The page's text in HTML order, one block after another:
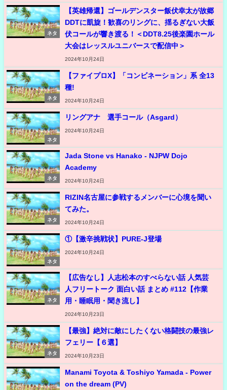
ネタ
【英雄帰還】ゴールデンスター飯伏幸太が故郷
DDTに凱旋！歓喜のリングに、揺るぎない大飯
伏コールが響き渡る！＜DDT8.25後楽園ホール
大会はレッスルユニバースで配信中＞
2024年10月24日
ネタ
【ファイプロX】「コンビネーション」系 全13
種!
2024年10月24日
ネタ
リングアナ 選手コール（Asgard）
2024年10月24日
ネタ
Jada Stone vs Hanako - NJPW Dojo
Academy
2024年10月24日
ネタ
RIZIN名古屋に参戦するメンバーに心境を聞い
てみた。
2024年10月24日
ネタ
①【激辛挑戦状】PURE-J登場
2024年10月24日
ネタ
【広告なし】人志松本のすべらない話 人気芸
人フリートーク 面白い話 まとめ #112【作業
用・睡眠用・聞き流し】
2024年10月23日
ネタ
【最強】絶対に敵にしたくない格闘技の最強レ
フェリー【６選】
2024年10月23日
Manami Toyota & Toshiyo Yamada - Power
on the dream (PV)